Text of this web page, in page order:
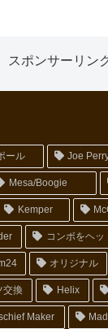
スポンサーリン
ール Joe
Mesa/Boogie
Kemper
コンボをヘッ
オリジナル
交換 Helix
Maker